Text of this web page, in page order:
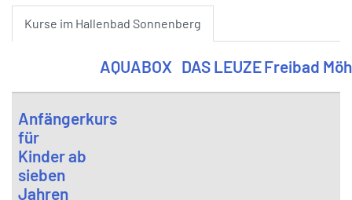
Kurse im Hallenbad Sonnenberg
AQUABOX DAS LEUZEFreibad
Anfängerkurs
für
Kinder ab
sieben
Jahren